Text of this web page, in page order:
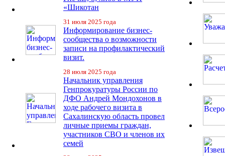
«Шикотан
31 июля 2025 года
Информирование бизнес-
сообщества о возможности
записи на профилактический
визит.
28 июля 2025 года
Начальник управления
Генпрокуратуры России по
ДФО Андрей Мондохонов в
ходе рабочего визита в
Сахалинскую область провел
личные приемы граждан,
участников СВО и членов их
семей